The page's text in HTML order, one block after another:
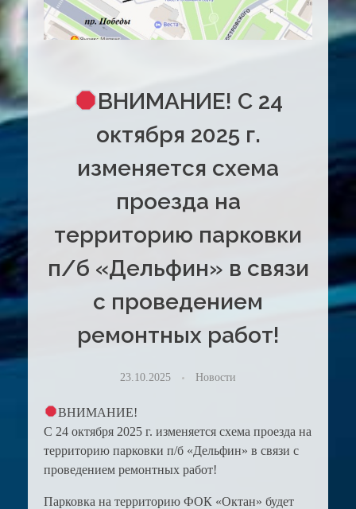
ВНИМАНИЕ! С 24
октября 2025 г.
изменяется схема
проезда на
территорию парковки
п/б «Дельфин» в связи
с проведением
ремонтных работ!
23.10.2025 Новости
ВНИМАНИЕ!
С 24 октября 2025 г. изменяется схема проезда на
территорию парковки п/б «Дельфин» в связи с
проведением ремонтных работ!
Парковка на территорию ФОК «Октан» будет